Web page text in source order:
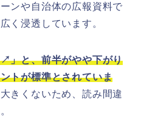
ンや自治体の広報資料で
く浸透しています。
」と、前半がやや下がり
トが標準とされていま
きくないため、読み間違